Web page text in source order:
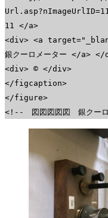
11 </a>
<div> <a
銀クーロメーター </a>
<div> © </div>
</figcaption>
</figure>
<!-- 図図図図図 銀クー